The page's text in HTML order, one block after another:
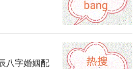
八字婚姻配